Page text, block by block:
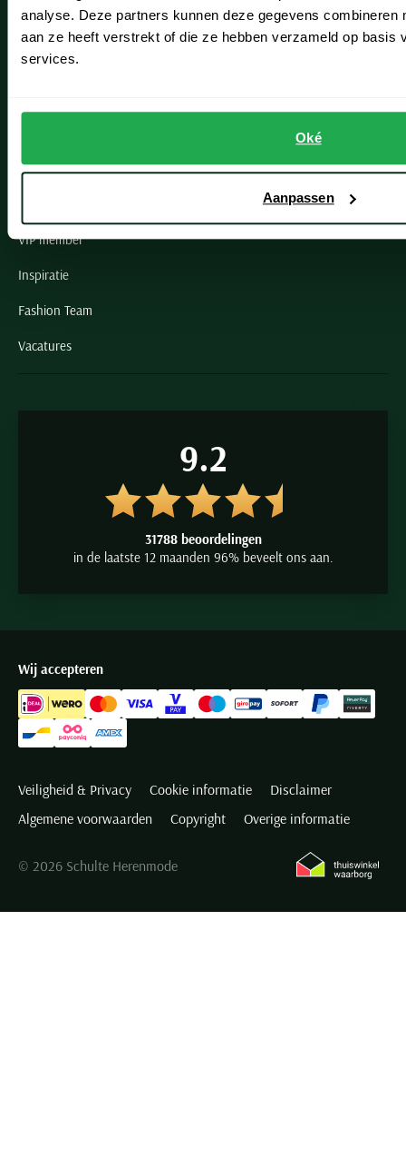
analyse. Deze partners kunnen deze gegevens combineren
aan ze heeft verstrekt of die ze hebben verzameld op basis
services.
Oké
Aanpassen
Noordwijk
Oegstgeest
Grote maten herenkleding
VIP member
Inspiratie
Fashion Team
Vacatures
9.2
31788 beoordelingen
in de laatste 12 maanden 96% beveelt ons aan.
Wij accepteren
Veiligheid & Privacy Cookie informatie
Disclaimer
Algemene voorwaarden
Copyright Overige informatie
© 2026 Schulte Herenmode